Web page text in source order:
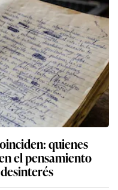
quienes
el pensamiento